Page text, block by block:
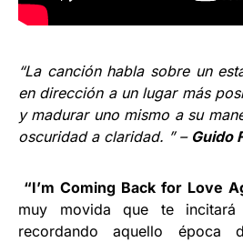
“La canción habla sobre un
en dirección a un lugar más
y madurar uno mismo a su
oscuridad a claridad. ” – Guido
“I’m Coming Back for Love
muy movida que te
recordando aquello época